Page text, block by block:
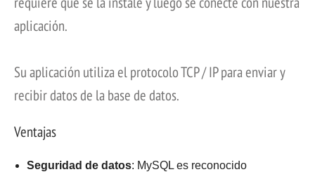
aplicación.
Su aplicación utiliza el protocolo TCP / IP para enviar y
recibir datos de la base de datos.
Ventajas
Seguridad de datos: MySQL es reconocido